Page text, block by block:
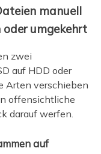
manuell
umgekehrt
zwei
auf HDD oder
Arten verschieben
offensichtliche
darauf werfen.
auf